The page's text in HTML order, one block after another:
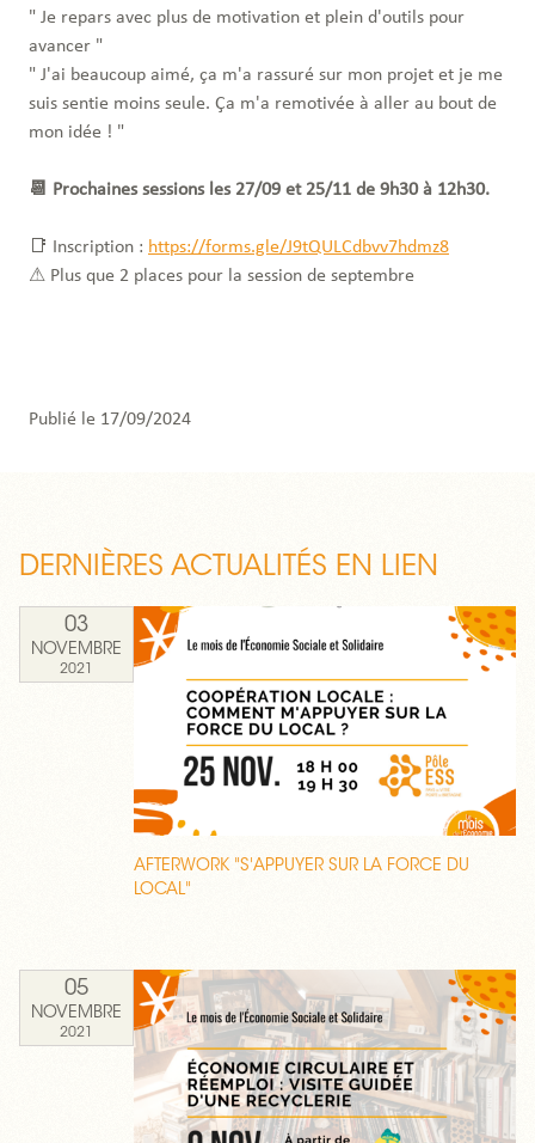
" Je repars avec plus de motivation et plein d'outils pour
avancer "
" J'ai beaucoup aimé, ça m'a rassuré sur mon projet et je me
suis sentie moins seule. Ça m'a remotivée à aller au bout de
mon idée ! "
📆 Prochaines sessions les 27/09 et 25/11 de 9h30 à 12h30.
📑 Inscription : https://forms.gle/J9tQULCdbvv7hdmz8
⚠ Plus que 2 places pour la session de septembre
Publié le 17/09/2024
DERNIÈRES ACTUALITÉS EN LIEN
03
NOVEMBRE
2021
AFTERWORK "S'APPUYER SUR LA FORCE DU
LOCAL"
05
NOVEMBRE
2021